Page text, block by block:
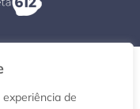
de